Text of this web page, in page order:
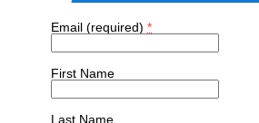
Email (required) *
First Name
Last Name